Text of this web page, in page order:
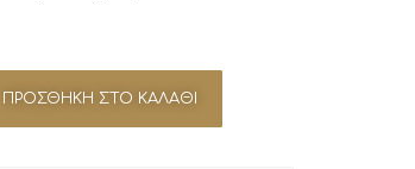
ΠΡΟΣΘΉΚΗ ΣΤΟ ΚΑΛΆΘΙ